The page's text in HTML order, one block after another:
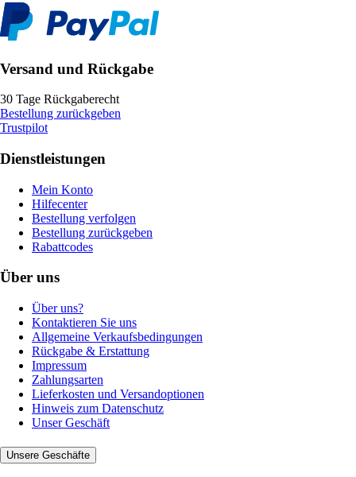
Versand und Rückgabe
30 Tage Rückgaberecht
Bestellung zurückgeben
Trustpilot
Dienstleistungen
Mein Konto
Hilfecenter
Bestellung verfolgen
Bestellung zurückgeben
Rabattcodes
Über uns
Über uns?
Kontaktieren Sie uns
Allgemeine Verkaufsbedingungen
Rückgabe & Erstattung
Impressum
Zahlungsarten
Lieferkosten und Versandoptionen
Hinweis zum Datenschutz
Unser Geschäft
Unsere Geschäfte